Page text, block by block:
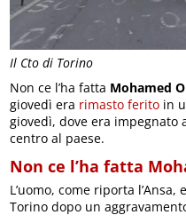
Il Cto di Torino
Non ce l’ha fatta Mohamed
giovedì era rimasto ferito in
giovedì, dove era impegnato
centro al paese.
Non ce l’ha fatta
L’uomo, come riporta
Torino dopo un